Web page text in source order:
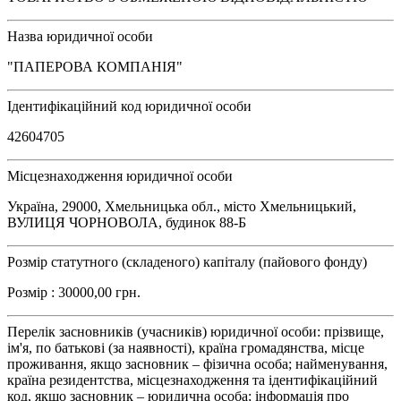
Назва юридичної особи
"ПАПЕРОВА КОМПАНІЯ"
Ідентифікаційний код юридичної особи
42604705
Місцезнаходження юридичної особи
Україна, 29000, Хмельницька обл., місто Хмельницький,
ВУЛИЦЯ ЧОРНОВОЛА, будинок 88-Б
Розмір статутного (складеного) капіталу (пайового фонду)
Розмір : 30000,00 грн.
Перелік засновників (учасників) юридичної особи: прізвище,
ім'я, по батькові (за наявності), країна громадянства, місце
проживання, якщо засновник – фізична особа; найменування,
країна резидентства, місцезнаходження та ідентифікаційний
код, якщо засновник – юридична особа; інформація про